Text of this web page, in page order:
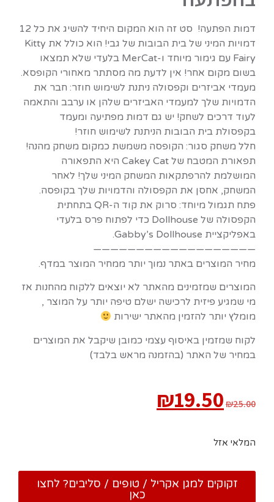
דמות הפתעה! סט זה הוא המקום היחיד להשיג את כל 12
דמויות המיני של בית הבובות של גבי! הוא כולל את Kitty
Fairy עם גימור מיוחד ו-MerCat בלעדי שלא תמצאו
בשום מקום אחר! אין לדעת מה מסתתר מאחורי הקופסא.
מעמדי אביזרים וקפסולה ניתנת לשימוש חוזר: חבר את
הדמויות שלך למעמדי האביזרים שלהן או ערבב והתאמה
לעוד דרכים לשחק! יש גם דמות מפתיעה ומעמד
בקפסולת בית הבובות הניתנת לשימוש חוזר!
חלל משחק סגור: הקופסה משמשת כמקום משחק מהנה!
תפאורת המטבח של Cakey Cat היא התפאורה
המושלמת להרפתקאות המשחק המיני שלך! לאחר
המשחק, אחסן את הקפסולה והדמויות שלך בקופסה.
פתח תגמול מיוחד: סרוק את קוד ה-QR בתחתית
הקפסולה של Dollhouse כדי לפתוח פרס בלעדי
באפליקציית Gabby’s Dollhouse.
———————————————————
מחיר המוצרים באתר נמוך יותר ממחיר המוצר במדף.
המוצרים שמזמינים מהאתר לא יוצאים ללקוח מהחנות אז
מי שמגיע פיזית לרכישה ישלם טיפה יותר על המוצר ,
מומלץ יותר להזמין מהאתר ישירות
לקוח שמזמין באיסוף עצמי כמובן שיקבל את המוצרים
במחיר של האתר (בהזמנה מראש בלבד)
₪25.00
₪19.50
המלאי אזל
זקוקים למגן אקריל / טופים / סליבים? לחצו
כאן